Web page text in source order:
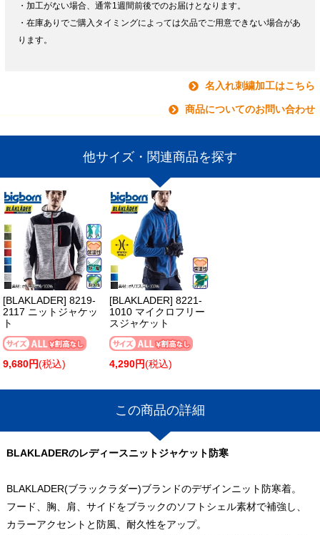
・加工がない場合、通常1週間前後でのお届けとなります。
・在庫ありでご購入タイミングによっては欠品でご用意できない場合があ
ります。
名入れ刺繍加工はこちら
商品についてのお問い合わせ
他サイズ・関連商品を探す
[BLAKLADER] 8219-
2117 ニットジャケッ
ト
9,680円(税込)
[BLAKLADER] 8221-
1010 マイクロフリー
スジャケット
4,290円(税込)
この商品の詳細
BLAKLADERのレディースニットジャケット防寒
BLAKLADER(ブラックラダー)ブランドのデザインニット防寒着。
フード、胸、肩、サイドをブラックのソフトシェル素材で補強し、
カラーアクセントと防風、耐久性をアップ。